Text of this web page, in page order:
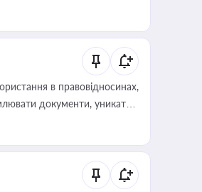
оподаткування,
діяльності
в правовідносинах,
документи, уникати